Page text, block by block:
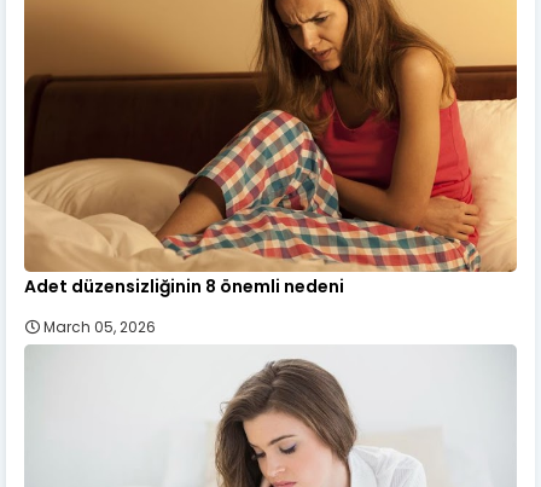
Adet düzensizliğinin 8 önemli nedeni
March 05, 2026